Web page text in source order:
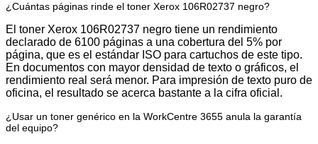
¿Cuántas páginas rinde el toner Xerox 106R02737 negro?
El toner Xerox 106R02737 negro tiene un rendimiento
declarado de 6100 páginas a una cobertura del 5% por
página, que es el estándar ISO para cartuchos de este tipo.
En documentos con mayor densidad de texto o gráficos, el
rendimiento real será menor. Para impresión de texto puro de
oficina, el resultado se acerca bastante a la cifra oficial.
¿Usar un toner genérico en la WorkCentre 3655 anula la garantía
del equipo?